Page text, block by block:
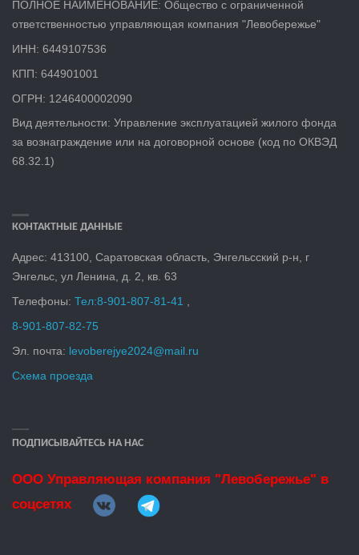
ПОЛНОЕ НАИМЕНОВАНИЕ: Общество с ограниченной
ответственностью управляющая компания "Левобережье"
ИНН: 6449107536
КПП: 644901001
ОГРН: 1246400002090
Вид деятельности: Управление эксплуатацией жилого фонда
за вознаграждение или на договорной основе (код по ОКВЭД
68.32.1)
КОНТАКТНЫЕ ДАННЫЕ
Адрес: 413100, Саратовская область, Энгельсский р-н, г
Энгельс, ул Ленина, д. 2, кв. 63
Телефоны:Тел:8-901-807-81-41
8-901-807-82-75
Эл. почта: levoberejye2024@mail.ru
Схема проезда
ПОДПИСЫВАЙТЕСЬ НА НАС
ООО Управляющая компания "Левобережье" в
соцсетях